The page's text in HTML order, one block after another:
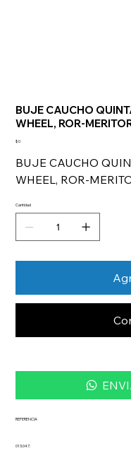
BUJE CAUCHO
WHEEL, ROR-
Precio
$ 0
BUJE CAUCHO
WHEEL, ROR-
Cantidad
REFERENCIA
013.047.